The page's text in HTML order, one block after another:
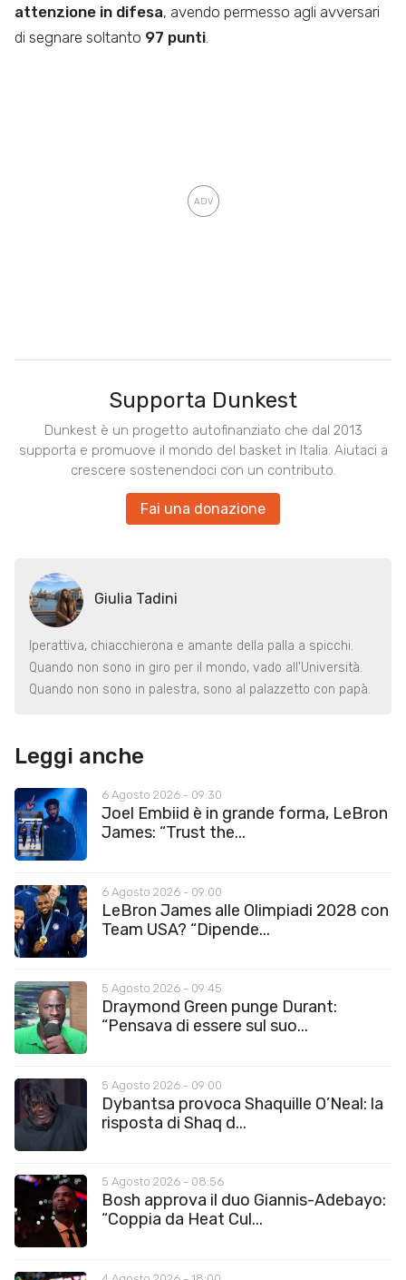
attenzione in difesa, avendo permesso agli avversari
di segnare soltanto 97 punti.
Supporta Dunkest
Dunkest è un progetto autofinanziato che dal 2013
supporta e promuove il mondo del basket in Italia. Aiutaci a
crescere sostenendoci con un contributo.
Fai una donazione
Giulia Tadini
Iperattiva, chiacchierona e amante della palla a spicchi.
Quando non sono in giro per il mondo, vado all'Università.
Quando non sono in palestra, sono al palazzetto con papà.
Leggi anche
6 Agosto 2026 - 09:30
Joel Embiid è in grande forma, LeBron
James: “Trust the...
6 Agosto 2026 - 09:00
LeBron James alle Olimpiadi 2028 con
Team USA? “Dipende...
5 Agosto 2026 - 09:45
Draymond Green punge Durant:
“Pensava di essere sul suo...
5 Agosto 2026 - 09:00
Dybantsa provoca Shaquille O’Neal: la
risposta di Shaq d...
5 Agosto 2026 - 08:56
Bosh approva il duo Giannis-Adebayo:
“Coppia da Heat Cul...